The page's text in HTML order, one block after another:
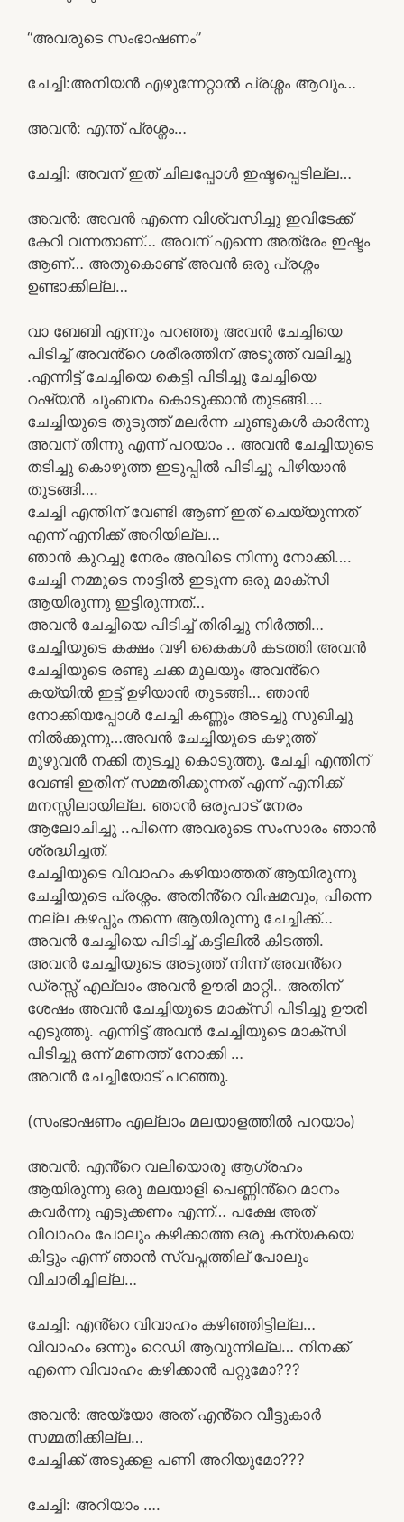
“അവരുടെ സംഭാഷണം”
ചേച്ചി:അനിയൻ എഴുന്നേറ്റാൽ പ്രശ്നം ആവും…
അവൻ: എന്ത് പ്രശ്നം…
ചേച്ചി: അവന് ഇത് ചിലപ്പോൾ ഇഷ്ടപ്പെടില്ല…
അവൻ: അവൻ എന്നെ വിശ്വസിച്ചു ഇവിടേക്ക്
കേറി വന്നതാണ്… അവന് എന്നെ അത്രേം ഇഷ്ടം
ആണ്… അതുകൊണ്ട് അവൻ ഒരു പ്രശ്നം
ഉണ്ടാക്കില്ല…
വാ ബേബി എന്നും പറഞ്ഞു അവൻ ചേച്ചിയെ
പിടിച്ച് അവൻ്റെ ശരീരത്തിന് അടുത്ത് വലിച്ചു
.എന്നിട്ട് ചേച്ചിയെ കെട്ടി പിടിച്ചു ചേച്ചിയെ
റഷ്യൻ ചുംബനം കൊടുക്കാൻ തുടങ്ങി….
ചേച്ചിയുടെ തുടുത്ത് മലർന്ന ചുണ്ടുകൾ കാർന്നു
അവന് തിന്നു എന്ന് പറയാം .. അവൻ ചേച്ചിയുടെ
തടിച്ചു കൊഴുത്ത ഇടുപ്പിൽ പിടിച്ചു പിഴിയാൻ
തുടങ്ങി….
ചേച്ചി എന്തിന് വേണ്ടി ആണ് ഇത് ചെയ്യുന്നത്
എന്ന് എനിക്ക് അറിയില്ല…
ഞാൻ കുറച്ചു നേരം അവിടെ നിന്നു നോക്കി….
ചേച്ചി നമ്മുടെ നാട്ടിൽ ഇടുന്ന ഒരു മാക്സി
ആയിരുന്നു ഇട്ടിരുന്നത്…
അവൻ ചേച്ചിയെ പിടിച്ച് തിരിച്ചു നിർത്തി…
ചേച്ചിയുടെ കക്ഷം വഴി കൈകൾ കടത്തി അവൻ
ചേച്ചിയുടെ രണ്ടു ചക്ക മുലയും അവൻ്റെ
കയ്യിൽ ഇട്ട് ഉഴിയാൻ തുടങ്ങി… ഞാൻ
നോക്കിയപ്പോൾ ചേച്ചി കണ്ണും അടച്ചു സുഖിച്ചു
നിൽക്കുന്നു…അവൻ ചേച്ചിയുടെ കഴുത്ത്
മുഴുവൻ നക്കി തുടച്ചു കൊടുത്തു. ചേച്ചി എന്തിന്
വേണ്ടി ഇതിന് സമ്മതിക്കുന്നത് എന്ന് എനിക്ക്
മനസ്സിലായില്ല. ഞാൻ ഒരുപാട് നേരം
ആലോചിച്ചു ..പിന്നെ അവരുടെ സംസാരം ഞാൻ
ശ്രദ്ധിച്ചത്.
ചേച്ചിയുടെ വിവാഹം കഴിയാത്തത് ആയിരുന്നു
ചേച്ചിയുടെ പ്രശ്നം. അതിൻ്റെ വിഷമവും, പിന്നെ
നല്ല കഴപ്പും തന്നെ ആയിരുന്നു ചേച്ചിക്ക്…
അവൻ ചേച്ചിയെ പിടിച്ച് കട്ടിലിൽ കിടത്തി.
അവൻ ചേച്ചിയുടെ അടുത്ത് നിന്ന് അവൻ്റെ
ഡ്രസ്സ് എല്ലാം അവൻ ഊരി മാറ്റി.. അതിന്
ശേഷം അവൻ ചേച്ചിയുടെ മാക്സി പിടിച്ചു ഊരി
എടുത്തു. എന്നിട്ട് അവൻ ചേച്ചിയുടെ മാക്സി
പിടിച്ചു ഒന്ന് മണത്ത് നോക്കി …
അവൻ ചേച്ചിയോട് പറഞ്ഞു.
(സംഭാഷണം എല്ലാം മലയാളത്തിൽ പറയാം)
അവൻ: എൻ്റെ വലിയൊരു ആഗ്രഹം
ആയിരുന്നു ഒരു മലയാളി പെണ്ണിൻ്റെ മാനം
കവർന്നു എടുക്കണം എന്ന്… പക്ഷേ അത്
വിവാഹം പോലും കഴിക്കാത്ത ഒരു കന്യകയെ
കിട്ടും എന്ന് ഞാൻ സ്വപ്നത്തില് പോലും
വിചാരിച്ചില്ല…
ചേച്ചി: എൻ്റെ വിവാഹം കഴിഞ്ഞിട്ടില്ല…
വിവാഹം ഒന്നും റെഡി ആവുന്നില്ല… നിനക്ക്
എന്നെ വിവാഹം കഴിക്കാൻ പറ്റുമോ???
അവൻ: അയ്യോ അത് എൻ്റെ വീട്ടുകാർ
സമ്മതിക്കില്ല…
ചേച്ചിക്ക് അടുക്കള പണി അറിയുമോ???
ചേച്ചി: അറിയാം ….